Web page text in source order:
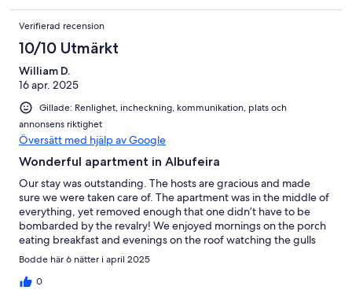
Verifierad recension
10/10 Utmärkt
William D.
16 apr. 2025
Gillade: Renlighet, incheckning, kommunikation, plats och
annonsens riktighet
Översätt med hjälp av Google
Wonderful apartment in Albufeira
Our stay was outstanding. The hosts are gracious and made
sure we were taken care of. The apartment was in the middle of
everything, yet removed enough that one didn’t have to be
bombarded by the revalry! We enjoyed mornings on the porch
eating breakfast and evenings on the roof watching the gulls
and ocean pass by. Very easy to get to other parts said the
Algarve with day trips to Sagres, Silves, and Lagos especially
recommended. Would definitely stay again!
Bodde här 6 nätter i april 2025
0